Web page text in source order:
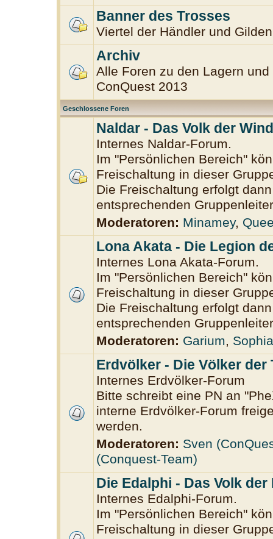
Banner des Trosses
Viertel der Händler und Gilden
Archiv
Alle Foren zu den Lagern
ConQuest 2013
Geschlossene Foren
Naldar - Das Volk der
Internes Naldar-Forum.
Im "Persönlichen Bereich"
Freischaltung in dieser
Die Freischaltung erfolgt
entsprechenden
Moderatoren: Minamey,
Lona Akata - Die Legion
Internes Lona Akata-Forum.
Im "Persönlichen Bereich"
Freischaltung in dieser
Die Freischaltung erfolgt
entsprechenden
Moderatoren: Garium, Sophia
Erdvölker - Die Völker der
Internes Erdvölker-Forum
Bitte schreibt eine PN an
interne Erdvölker-Forum
werden.
Moderatoren: Sven
(Conquest-Team)
Die Edalphi - Das Volk der
Internes Edalphi-Forum.
Im "Persönlichen Bereich"
Freischaltung in dieser